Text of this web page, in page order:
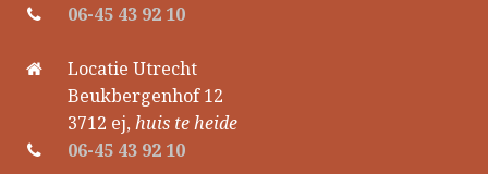
06-45 43 92 10
Locatie Utrecht
Beukbergenhof 12
3712 ej, huis te heide
06-45 43 92 10